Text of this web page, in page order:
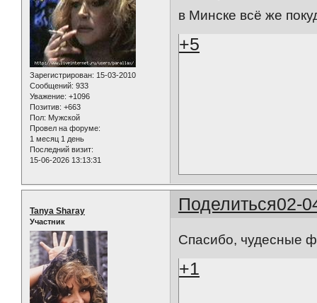
Зарегистрирован: 15-03-2010
Сообщений: 933
Уважение: +1096
Позитив: +663
Пол: Мужской
Провел на форуме:
1 месяц 1 день
Последний визит:
15-06-2026 13:13:31
в Минске всё же
+5
Поделиться02-
Tanya Sharay
Участник
Спасибо, чудесные
+1